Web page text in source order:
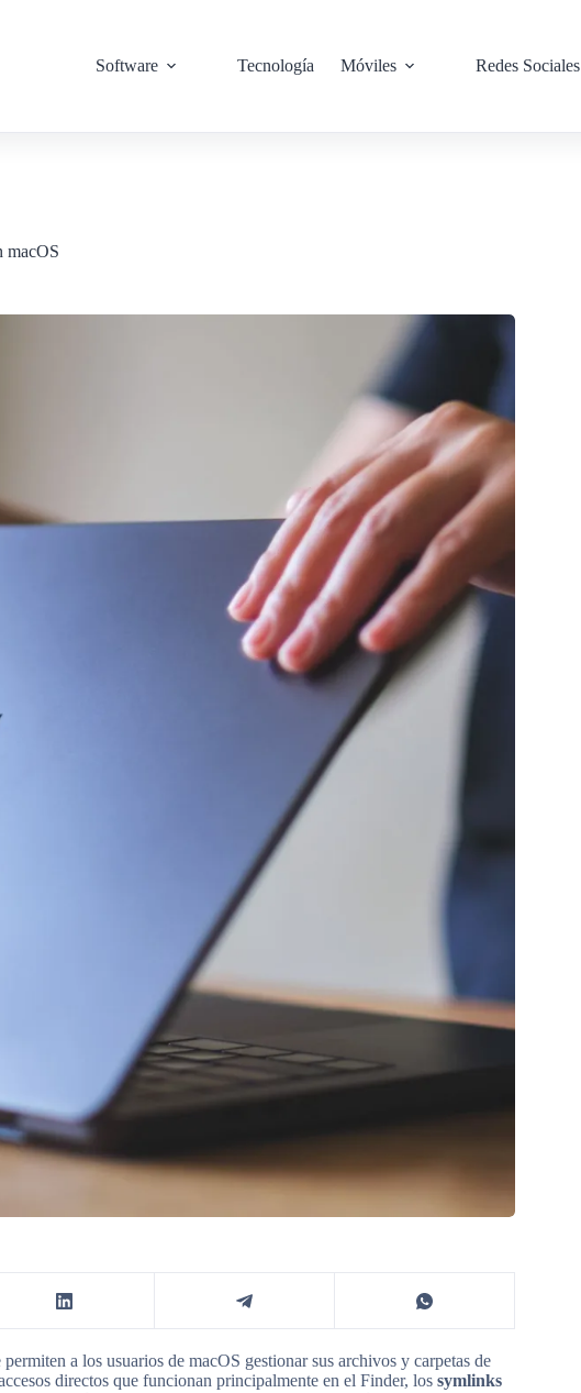
Software
Tecnología Móviles Redes Sociales
macOS
a los usuarios de macOS gestionar sus archivos y carpetas de
directos que funcionan principalmente en el Finder, los symlinks